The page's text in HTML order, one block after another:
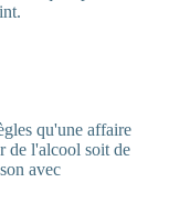
qu'une affaire
de l'alcool soit de
avec